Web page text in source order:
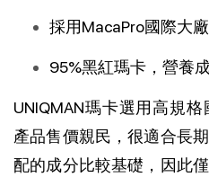
採用MacaPro國際大
95%黑紅瑪卡，營養
UNIQMAN瑪卡選用高規
產品售價親民，很適合長
配的成分比較基礎，因此